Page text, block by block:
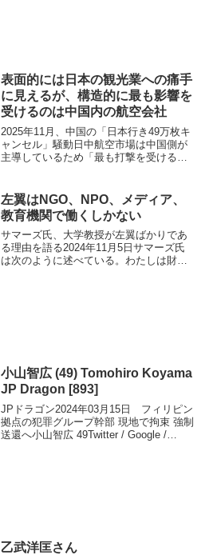
表面的には日本の観光業への痛手
に見えるが、構造的に最も影響を
受けるのは中国内の航空会社
2025年11月、中国の「日本行き49万枚キ
ャンセル」騒動日中航空市場は中国側が
主導しているため「最も打撃を受けるの
常事態 専門家「最も打撃を受けるのは
日本で...
左翼はNGO、NPO、メディア、
教育機関で働くしかない
サマーズ氏、大学教授が左翼ばかりであ
る理由を語る2024年11月5日サマーズ氏
は次のように述べている。わたしは財務
小山智広 (49) Tomohiro Koyama
JP Dragon [893]
JPドラゴン2024年03月15日 フィリピン
拠点の犯罪グループ幹部 現地で拘束 強制
送還へ小山智広 49Twitter / Google /
乙武洋匡さん